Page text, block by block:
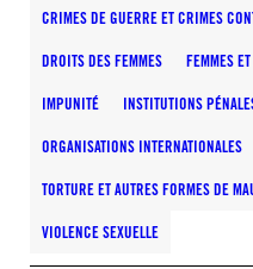
CRIMES DE GUERRE ET CRIMES
DROITS DES FEMMES FEMMES
IMPUNITÉ INSTITUTIONS
ORGANISATIONS INTERNATIONALES
TORTURE ET AUTRES FORMES DE
VIOLENCE SEXUELLE